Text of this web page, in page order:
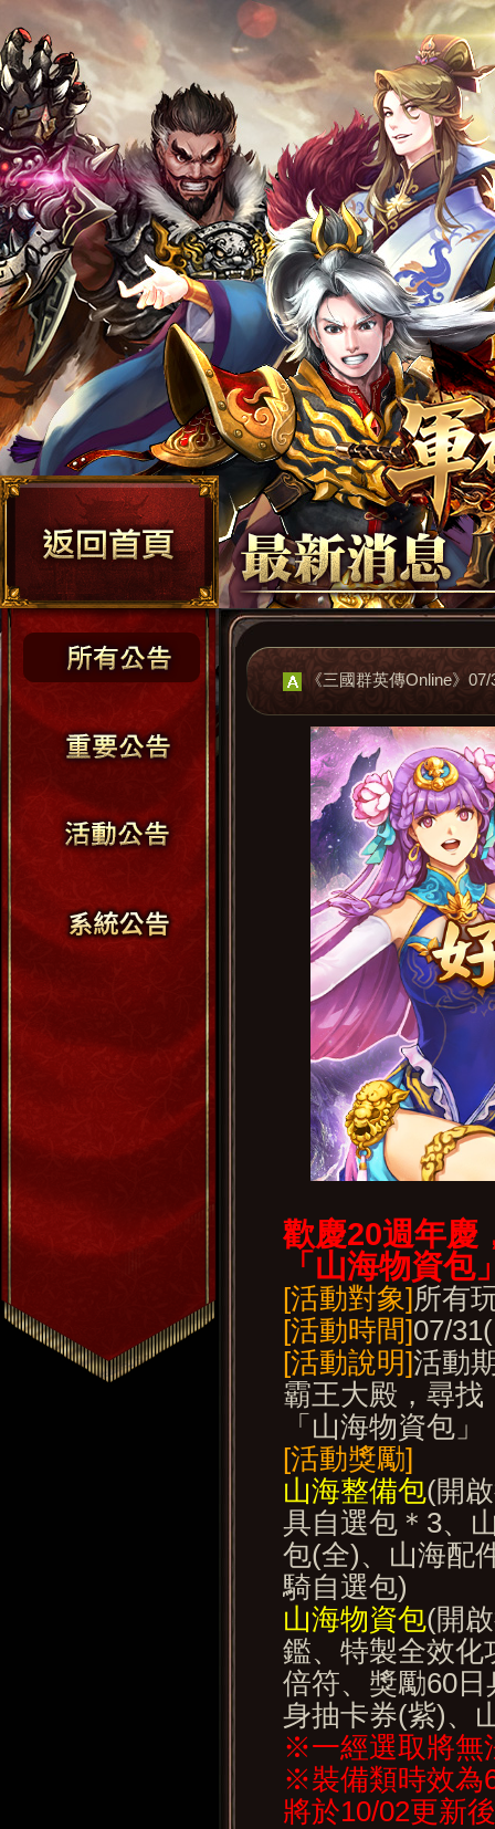
《三國群英傳Online》
歡慶20週年慶
「山海物資包
[活動對象]所有
[活動時間]07/
[活動說明]活動
霸王大殿，尋
「山海物資包」
[活動獎勵]
山海整備包(開
具自選包＊3、
包(全)、山海配
騎自選包)
山海物資包(開
鑑、特製全效化
倍符、獎勵60
身抽卡券(紫)、
※一經選取將無
※裝備類時效為
將於10/02更新